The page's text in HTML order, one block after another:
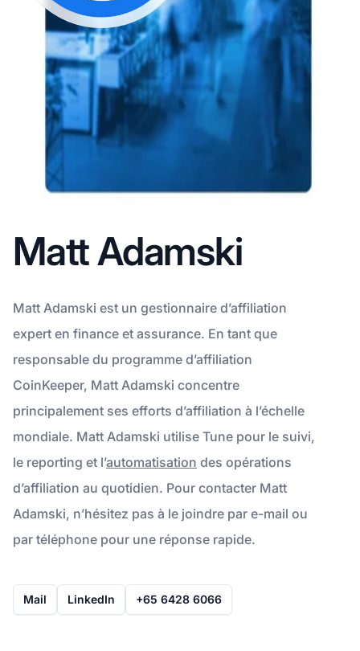
Matt Adamski
Matt Adamski est un gestionnaire d’affiliation
expert en finance et assurance. En tant que
responsable du programme d’affiliation
CoinKeeper, Matt Adamski concentre
principalement ses efforts d’affiliation à l’échelle
mondiale. Matt Adamski utilise Tune pour le suivi,
le reporting et l’automatisation des opérations
d’affiliation au quotidien. Pour contacter Matt
Adamski, n’hésitez pas à le joindre par e-mail ou
par téléphone pour une réponse rapide.
Mail LinkedIn +65 6428 6066